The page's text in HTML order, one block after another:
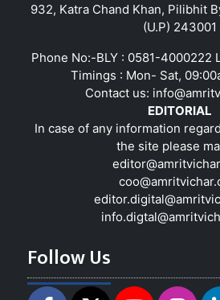
932, Katra Chand Khan, Pilibhit
(U.P) 243001
Phone No:-BLY : 0581-4000222
Timings : Mon- Sat,
Contact us:
EDITORIAL
In case of any information
the site please
Follow Us